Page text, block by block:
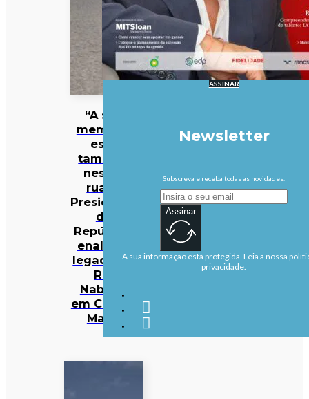
“A sua
memória
está
também
nestas
ruas”.
Presidente
da
República
enaltece
legado de
Rui
Nabeiro
em Campo
Maior
ASSINAR
Newsletter
Subscreva e receba todas as novidades.
Assinar
A sua informação está protegida. Leia a nossa
privacidade.